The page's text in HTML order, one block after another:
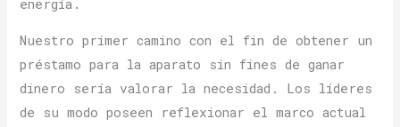
energía.
Nuestro primer camino con el fin de obtener un
préstamo para la aparato sin fines de ganar
dinero serí­a valorar la necesidad. Los líderes
de su modo poseen reflexionar el marco actual